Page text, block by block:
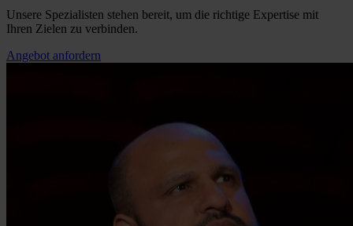
Unsere Spezialisten stehen bereit, um die richtige Expertise mit
Ihren Zielen zu verbinden.
Angebot anfordern